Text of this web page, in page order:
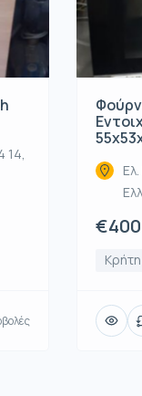
14,
€400
Κρήτη